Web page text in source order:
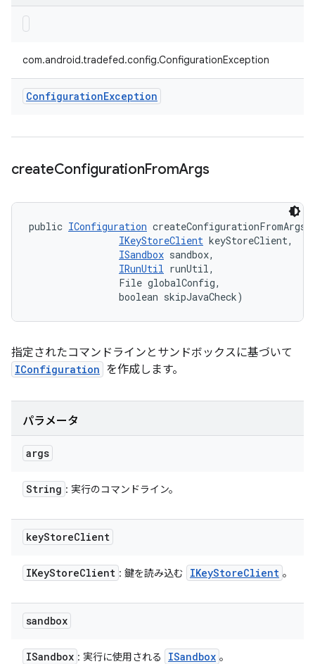
com.android.tradefed.config.ConfigurationException
ConfigurationException
createConfigurationFromArgs
public IConfiguration
IKeyStoreClient keyStoreClient,
ISandbox sandbox,
IRunUtil runUtil,
                File globalConfig,
                boolean skipJavaCheck)
指定されたコマンドラインとサンドボックスに基づいて
IConfiguration を作成します。
パラメータ
args
String : 実行のコマンドライン。
keyStoreClient
IKeyStoreClient : 鍵を読み込む IKeyStoreClient 。
sandbox
ISandbox : 実行に使用される ISandbox 。